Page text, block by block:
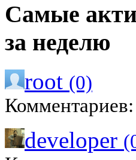
Самые
за неделю
root (0)
developer